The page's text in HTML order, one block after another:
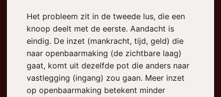
Het probleem zit in de tweede lus, die een
knoop deelt met de eerste. Aandacht is
eindig. De inzet (mankracht, tijd, geld) die
naar openbaarmaking (de zichtbare laag)
gaat, komt uit dezelfde pot die anders naar
vastlegging (ingang) zou gaan. Meer inzet
op openbaarmaking betekent minder